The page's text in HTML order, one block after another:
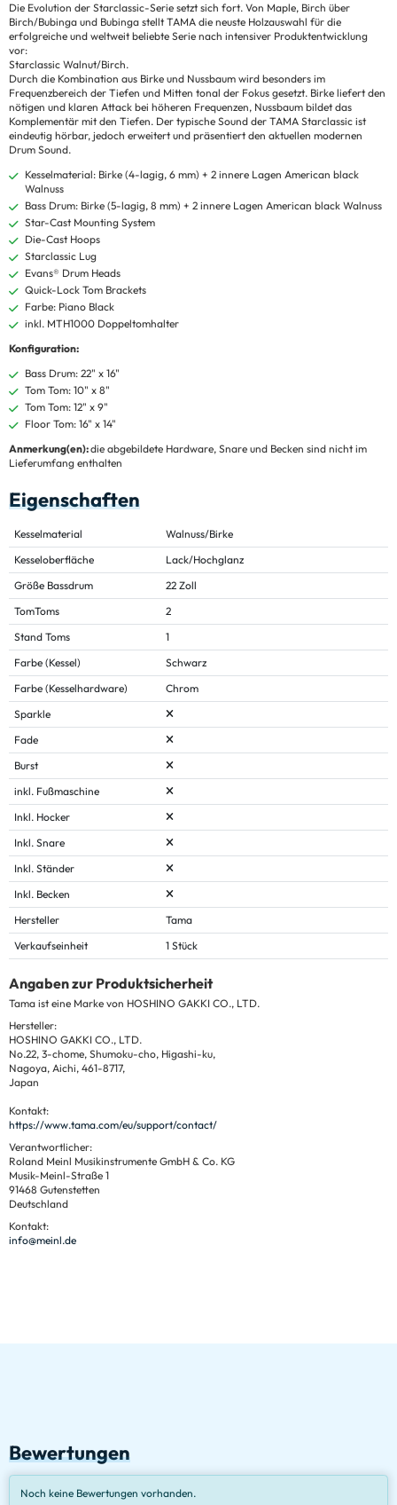
Die Evolution der Starclassic-Serie setzt sich fort. Von Maple, Birch über
Birch/Bubinga und Bubinga stellt TAMA die neuste Holzauswahl für die
erfolgreiche und weltweit beliebte Serie nach intensiver Produktentwicklung
vor:
Starclassic Walnut/Birch.
Durch die Kombination aus Birke und Nussbaum wird besonders im
Frequenzbereich der Tiefen und Mitten tonal der Fokus gesetzt. Birke liefert den
nötigen und klaren Attack bei höheren Frequenzen, Nussbaum bildet das
Komplementär mit den Tiefen. Der typische Sound der TAMA Starclassic ist
eindeutig hörbar, jedoch erweitert und präsentiert den aktuellen modernen
Drum Sound.
Kesselmaterial: Birke (4-lagig, 6 mm) + 2 innere Lagen American black
Walnuss
Bass Drum: Birke (5-lagig, 8 mm) + 2 innere Lagen American black Walnuss
Star-Cast Mounting System
Die-Cast Hoops
Starclassic Lug
Evans® Drum Heads
Quick-Lock Tom Brackets
Farbe: Piano Black
inkl. MTH1000 Doppeltomhalter
Konfiguration:
Bass Drum: 22" x 16"
Tom Tom: 10" x 8"
Tom Tom: 12" x 9"
Floor Tom: 16" x 14"
Anmerkung(en):die abgebildete Hardware, Snare und Becken sind nicht im
Lieferumfang enthalten
Eigenschaften
Kesselmaterial
Walnuss/Birke
Kesseloberfläche
Lack/Hochglanz
Größe Bassdrum
22 Zoll
TomToms
2
Stand Toms
1
Farbe (Kessel)
Schwarz
Farbe (Kesselhardware)
Chrom
Sparkle
Fade
Burst
inkl. Fußmaschine
Inkl. Hocker
Inkl. Snare
Inkl. Ständer
Inkl. Becken
Hersteller
Tama
Verkaufseinheit
1 Stück
Angaben zur Produktsicherheit
Tama ist eine Marke von HOSHINO GAKKI CO., LTD.
Hersteller:
HOSHINO GAKKI CO., LTD.
No.22, 3-chome, Shumoku-cho, Higashi-ku,
Nagoya, Aichi, 461-8717,
Japan
Kontakt:
https://www.tama.com/eu/support/contact/
Verantwortlicher:
Roland Meinl Musikinstrumente GmbH & Co. KG
Musik-Meinl-Straße 1
91468 Gutenstetten
Deutschland
Kontakt:
info@meinl.de
Bewertungen
Noch keine Bewertungen vorhanden.